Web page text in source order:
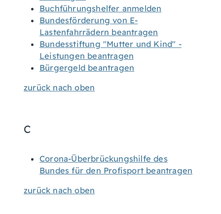
Buchführungshelfer anmelden
Bundesförderung von E-
Lastenfahrrädern beantragen
Bundesstiftung "Mutter und Kind" -
Leistungen beantragen
Bürgergeld beantragen
zurück nach oben
C
Corona-Überbrückungshilfe des
Bundes für den Profisport beantragen
zurück nach oben